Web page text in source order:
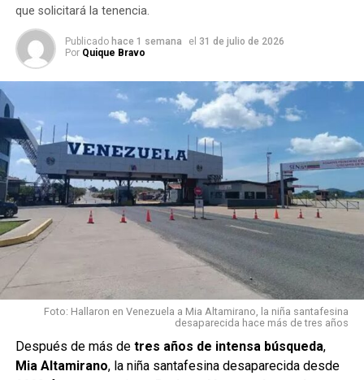
autovía A-7 a la altura del
municipio malagueño de
Marbella. Fueron grabados
por un testigo y, tras
hacerse viral en redes
sociales, fueron
identificados y denunciados
por…
pic.twitter.com/p0Lc3dn6e
— 101tv.es Sevilla (@101TVSevilla)August 5, 2026
Las sanciones fueron aplicadas por:
Conducción negligente.
que solicitará la tenencia.
Publicado hace 1 semana el 31 de julio de 2026
Por Quique Bravo
Foto: Hallaron en Venezuela a Mia Altamirano, la niña santafesina
desaparecida hace más de tres años
Después de más de tres años de intensa búsqueda,
Mia Altamirano, la niña santafesina desaparecida desde